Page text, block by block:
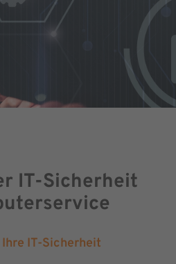
IT-Sicherheit
IT-Sicherheit